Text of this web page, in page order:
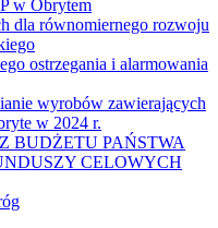
w Obrytem
dla równomiernego rozwoju
ostrzegania i alarmowania
wyrobów zawierających
w 2024 r.
BUDŻETU PAŃSTWA
CELOWYCH